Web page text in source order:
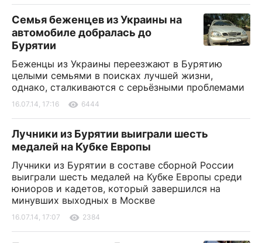
Семья беженцев из Украины на
автомобиле добралась до
Бурятии
Беженцы из Украины переезжают в Бурятию
целыми семьями в поисках лучшей жизни,
однако, сталкиваются с серьёзными проблемами
16.07.14, 17:16 6444
Лучники из Бурятии выиграли шесть
медалей на Кубке Европы
Лучники из Бурятии в составе сборной России
выиграли шесть медалей на Кубке Европы среди
юниоров и кадетов, который завершился на
минувших выходных в Москве
16.07.14, 17:07 2384